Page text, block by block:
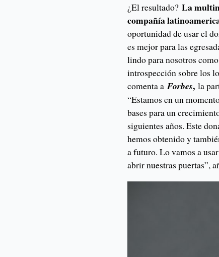
¿El resultado?La
compañía
oportunidad de usar el
es mejor para las
lindo para nosotros
introspección sobre los
comenta aForbes,la
“Estamos en un
bases para un
siguientes años. Este
hemos obtenido y
a futuro. Lo vamos a
abrir nuestras puertas”,